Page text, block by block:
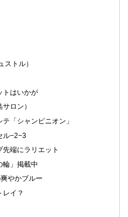
トル）
トはいかが
ロン）
「シャンピニオン」
ル−2−3
端にラリエット
輪」掲載中
やかブルー
イ？